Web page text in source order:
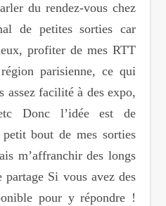
de petites sorties car
profiter de mes RTT
parisienne, ce qui
assez facilité à des expo,
Donc l’idée est de
bout de mes sorties
m’affranchir des longs
Si vous avez des
pour y répondre !